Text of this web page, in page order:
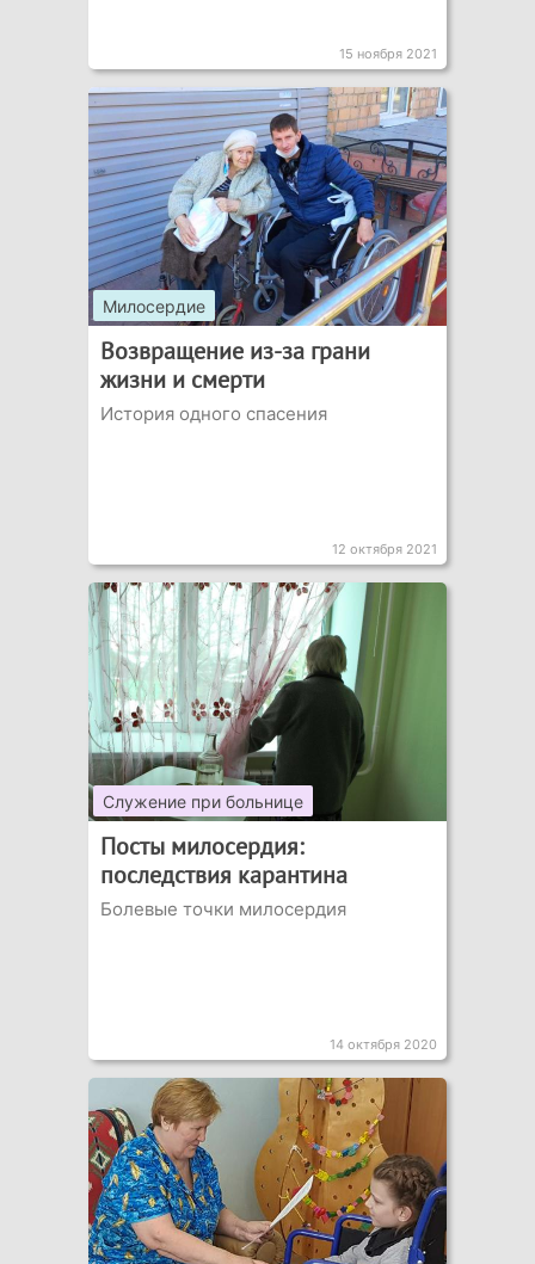
15 ноября 2021
Милосердие
Возвращение из-за грани
жизни и смерти
История одного спасения
12 октября 2021
Служение при больнице
Посты милосердия:
последствия карантина
Болевые точки милосердия
14 октября 2020